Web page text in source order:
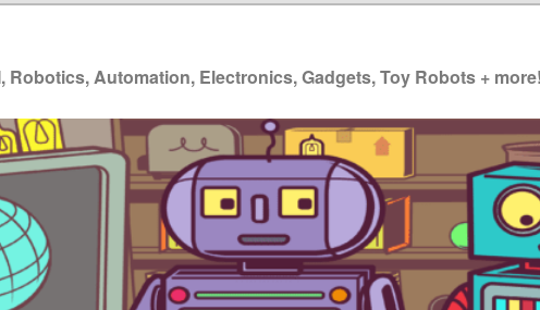
Robotics, Automation, Electronics, Gadgets, Toy Robots + more!